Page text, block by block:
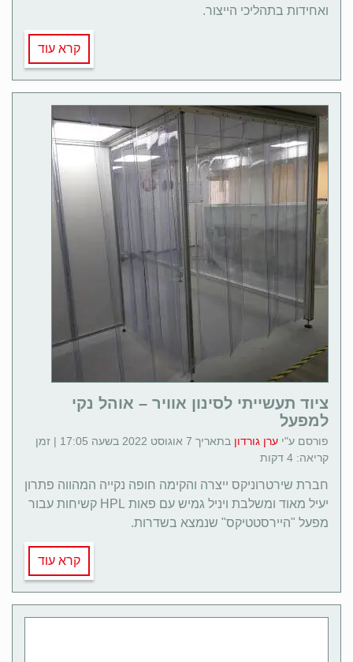
ואחידות בתהליכי הייצור.
קרא עוד
ציוד תעשייתי לסינון אוויר – אוהל נקי
למפעל
פורסם ע"י ערן גורדון
בתאריך 7 אוגוסט 2022 בשעה 17:05 | זמן
קריאה: 4 דקות
חברת שירטרוניקס ייצרה והקימה חופה נקייה המהווה פתרון
יעיל מאוד ומשלבת ויניל גמיש עם פאות HPL קשיחות עבור
מפעל "היירסטטיקס" שנמצא בשדרות.
קרא עוד